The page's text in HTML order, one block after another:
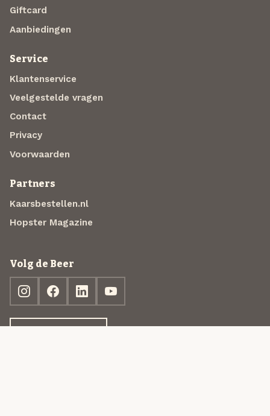
Giftcard
Aanbiedingen
Service
Klantenservice
Veelgestelde vragen
Contact
Privacy
Voorwaarden
Partners
Kaarsbestellen.nl
Hopster Magazine
Volg de Beer